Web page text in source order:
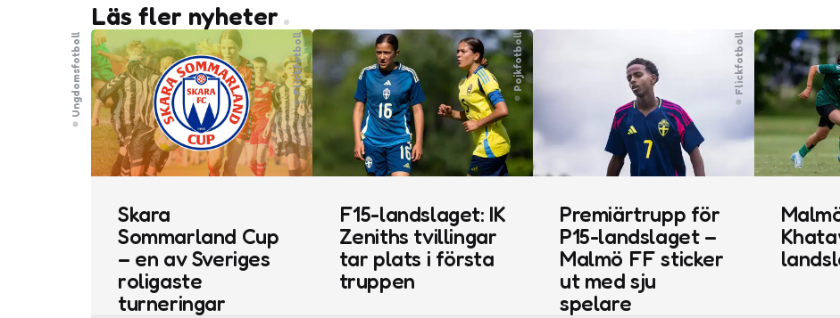
Läs fler nyheter
Ungdomsfotboll
Skara
Sommarland Cup
– en av Sveriges
roligaste
turneringar
Flickfotboll
F15-landslaget: IK
Zeniths tvillingar
tar plats i första
truppen
Pojkfotboll
Premiärtrupp för
P15-landslaget –
Malmö FF sticker
ut med sju
spelare
Flickfotboll